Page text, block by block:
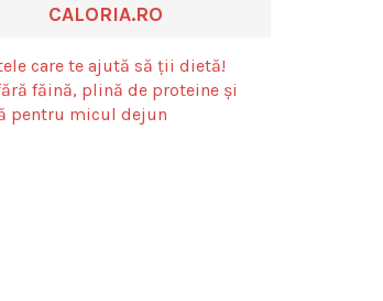
CALORIA.RO